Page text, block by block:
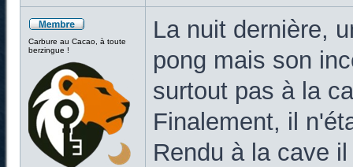
Carbure au Cacao, à toute
berzingue !
La nuit dernière,
pong mais son
surtout pas à la
Finalement, il
Rendu à la cave